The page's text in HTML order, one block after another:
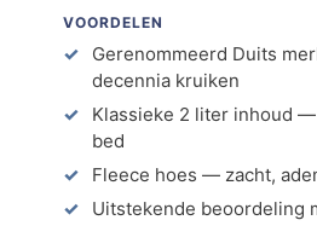
VOORDELEN
Gerenommeerd Duits
decennia kruiken
Klassieke 2 liter inhoud
bed
Fleece hoes — zacht,
Uitstekende beoordeling